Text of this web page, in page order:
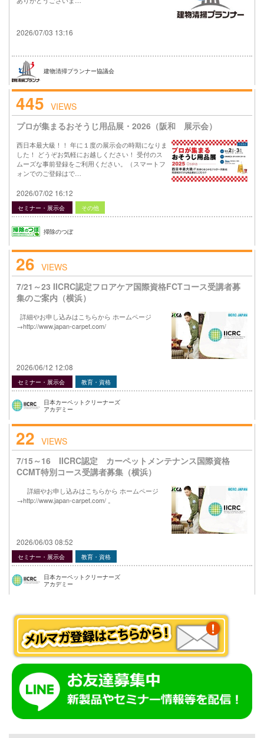
2026/07/03 13:16
建物清掃プランナー協議会
445 VIEWS
プロが集まるおそうじ用品展・2026（阪和 展示会）
西日本最大級！！ 年に１度の展示会の時期になりま
した！ どうぞお気軽にお越しください！ 受付のス
ムーズな事前登録をご利用ください。（スマートフ
ォンでのご登録はで…
2026/07/02 16:12
セミナー・展示会 その他
掃除のつぼ
26 VIEWS
7/21～23 IICRC認定フロアケア国際資格FCTコース受講者募
集のご案内（横浜）
詳細やお申し込みはこちらから ホームページ
→http://www.japan-carpet.com/
2026/06/12 12:08
セミナー・展示会 教育・資格
日本カーペットクリーナーズ
アカデミー
22 VIEWS
7/15～16 IICRC認定 カーペットメンテナンス国際資格
CCMT特別コース受講者募集（横浜）
詳細やお申し込みはこちらから ホームページ
→http://www.japan-carpet.com/ 。
2026/06/03 08:52
セミナー・展示会 教育・資格
日本カーペットクリーナーズ
アカデミー